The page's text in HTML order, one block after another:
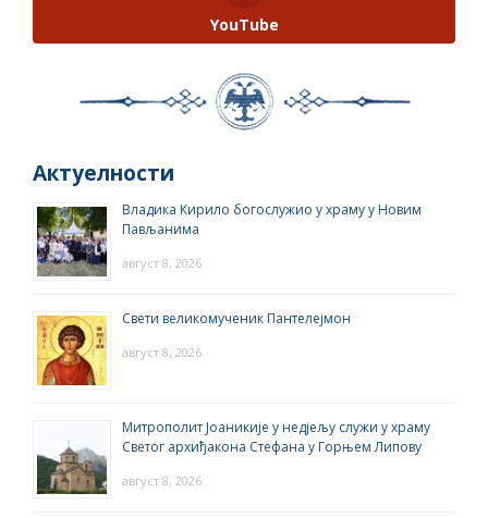
YouTube
Актуелности
Владика Кирило богослужио у храму у Новим
Пављанима
август 8, 2026
Свети великомученик Пантелејмон
август 8, 2026
Митрополит Јоаникије у недјељу служи у храму
Светог архиђакона Стефана у Горњем Липову
август 8, 2026